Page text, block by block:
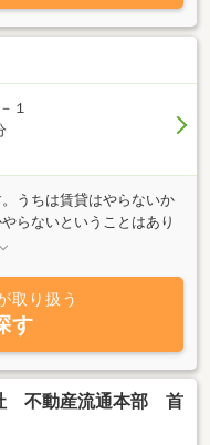
しておりますので、小さ
物内覧して頂けます♪
１
うちは賃貸はやらないか
らないということはあり
介から買い取りまで不動
メーカーで住宅の設計を
ご提案ができます。また
ファイナンシャルプラン
スタッフが丁寧にお答え
活を応援するアクトは、
せて物件をご紹介するの
だとか「自社物件」だか
取り扱う
す
不動産流通本部 首